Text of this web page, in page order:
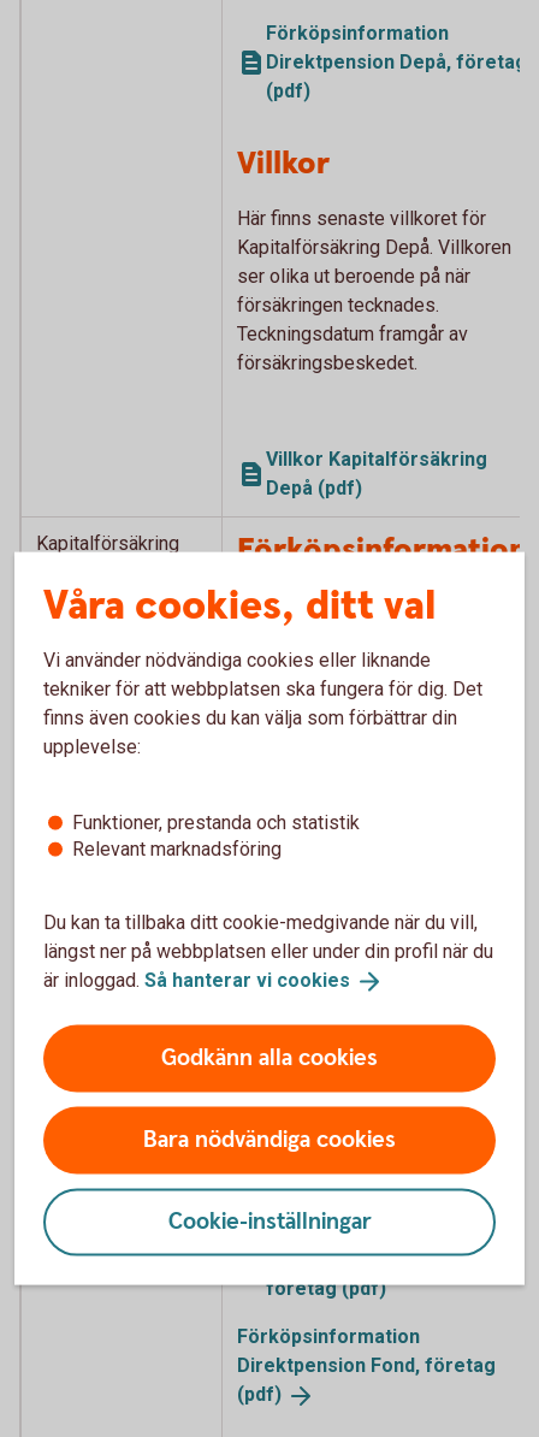
Förköpsinformation
Direktpension Depå, företag
(pdf)
Villkor
Här finns senaste villkoret för
Kapitalförsäkring Depå. Villkoren
ser olika ut beroende på när
försäkringen tecknades.
Teckningsdatum framgår av
försäkringsbeskedet.
Villkor Kapitalförsäkring
Depå (pdf)
Kapitalförsäkring
Förköpsinformation
Kapitalförsäkring
Fond
Här finner du förköpsinformation
för våra kapitalförsäkringar med
För privatperson
Förköpsinformation
privatperson (pdf)
Förköpsinformation
Förköpsinformation
privatperson (pdf)
För företag
Förköpsinformation
Företagskapital Fond,
företag (pdf)
Förköpsinformation
Direktpension Fond, företag
(pdf)
Våra cookies, ditt val
Vi använder nödvändiga cookies eller liknande
tekniker för att webbplatsen ska fungera för dig. Det
finns även cookies du kan välja som förbättrar din
upplevelse:
Funktioner, prestanda och statistik
Relevant marknadsföring
Du kan ta tillbaka ditt cookie-medgivande när du vill,
längst ner på webbplatsen eller under din profil när du
är inloggad. Så hanterar vi cookies
Godkänn alla cookies
Bara nödvändiga cookies
Cookie-inställningar